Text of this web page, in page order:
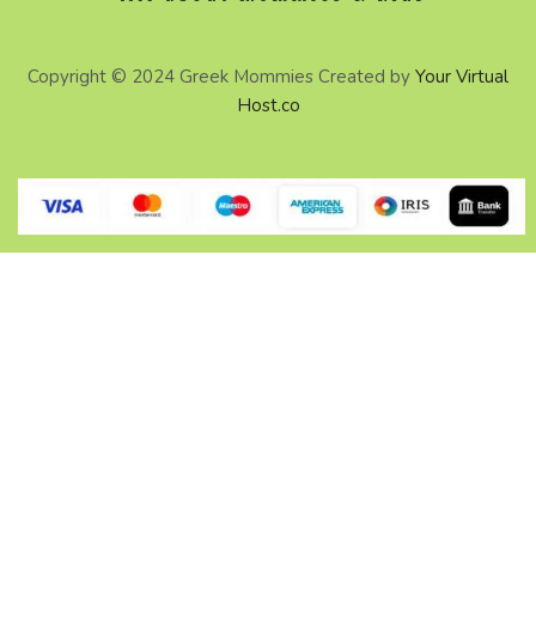
Copyright © 2024 Greek Mommies Created by Your Virtual
Host.co